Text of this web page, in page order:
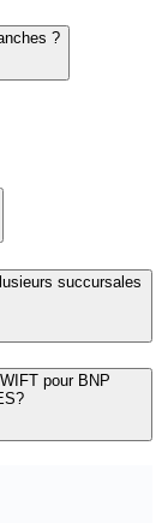
?
succursales
pour BNP